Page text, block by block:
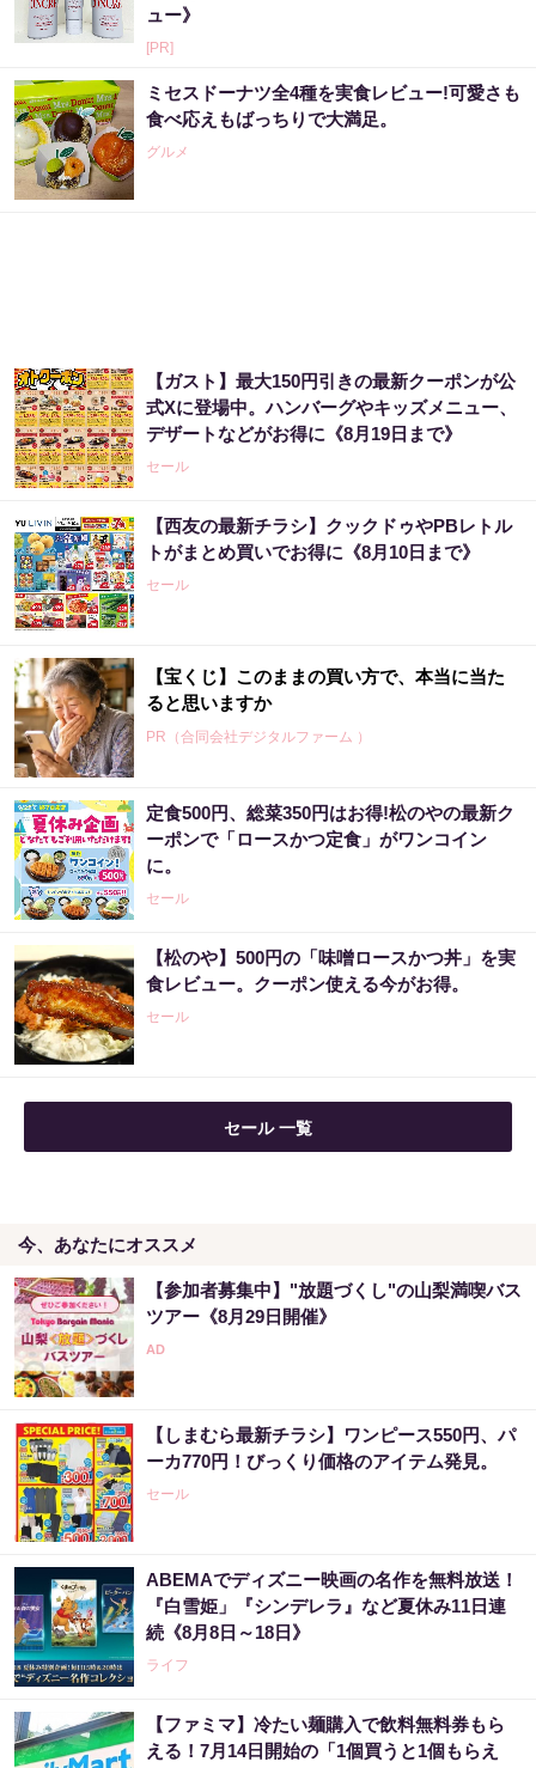
ュー》
[PR]
ミセスドーナツ全4種を実食レビュー!可愛さも
食べ応えもばっちりで大満足。
グルメ
【ガスト】最大150円引きの最新クーポンが公
式Xに登場中。ハンバーグやキッズメニュー、
デザートなどがお得に《8月19日まで》
セール
【西友の最新チラシ】クックドゥやPBレトル
トがまとめ買いでお得に《8月10日まで》
セール
【宝くじ】このままの買い方で、本当に当た
ると思いますか
PR（合同会社デジタルファーム ）
定食500円、総菜350円はお得!松のやの最新ク
ーポンで「ロースかつ定食」がワンコイン
に。
セール
【松のや】500円の「味噌ロースかつ丼」を実
食レビュー。クーポン使える今がお得。
セール
セール 一覧
今、あなたにオススメ
【参加者募集中】"放題づくし"の山梨満喫バス
ツアー《8月29日開催》
【しまむら最新チラシ】ワンピース550円、パ
ーカ770円！びっくり価格のアイテム発見。
セール
ABEMAでディズニー映画の名作を無料放送！
『白雪姫」『シンデレラ』など夏休み11日連
続《8月8日～18日》
ライフ
【ファミマ】冷たい麺購入で飲料無料券もら
える！7月14日開始の「1個買うと1個もらえ